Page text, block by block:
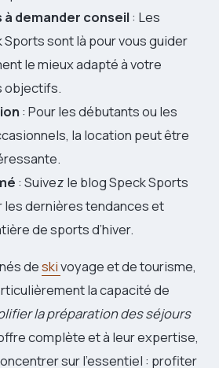
à demander conseil : Les
sont là pour vous guider
le mieux adapté à votre
objectifs.
: Pour les débutants ou les
la location peut être
: Suivez le blog Speck Sports
les dernières tendances et
de sports d’hiver.
deskivoyage et de tourisme,
la capacité de
la préparation des séjours
complète et à leur expertise,
sur l’essentiel : profiter